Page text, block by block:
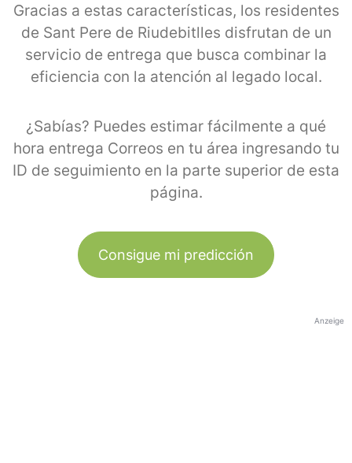
Gracias a estas características, los residentes
de Sant Pere de Riudebitlles disfrutan de un
servicio de entrega que busca combinar la
eficiencia con la atención al legado local.
¿Sabías? Puedes estimar fácilmente a qué
hora entrega Correos en tu área ingresando tu
ID de seguimiento en la parte superior de esta
página.
Consigue mi predicción
Anzeige